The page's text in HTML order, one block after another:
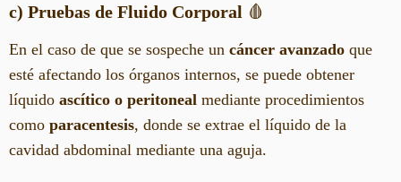
c) Pruebas de Fluido Corporal 🩸
En el caso de que se sospeche un cáncer avanzado que
esté afectando los órganos internos, se puede obtener
líquido ascítico o peritoneal mediante procedimientos
como paracentesis, donde se extrae el líquido de la
cavidad abdominal mediante una aguja.